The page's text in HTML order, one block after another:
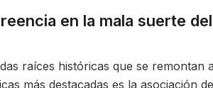
en la mala suerte del
raíces históricas que se remontan a
más destacadas es la asociación